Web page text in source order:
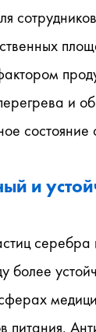
и
состояние
и
более
питания.